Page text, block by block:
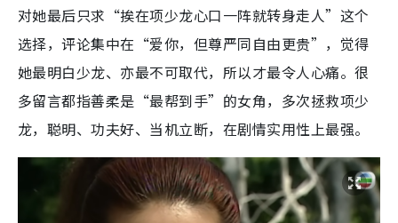
对她最后只求“挨在项少龙心口一阵就转身走人”这个
选择，评论集中在“爱你，但尊严同自由更贵”，觉得
她最明白少龙、亦最不可取代，所以才最令人心痛。很
多留言都指善柔是“最帮到手”的女角，多次拯救项少
龙，聪明、功夫好、当机立断，在剧情实用性上最强。